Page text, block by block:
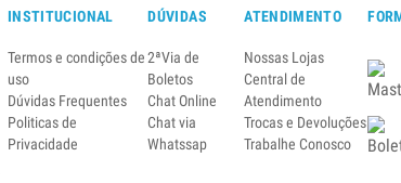
INSTITUCIONAL
Termos e condições de
uso
Dúvidas Frequentes
Politicas de
Privacidade
DÚVIDAS
2ªVia de
Boletos
Chat Online
Chat via
Whatssap
ATENDIMENTO
Nossas Lojas
Central de
Atendimento
Trocas e Devoluções
Trabalhe Conosco